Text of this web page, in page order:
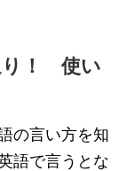
り！ 使い
の言い方を知
語で言うとな